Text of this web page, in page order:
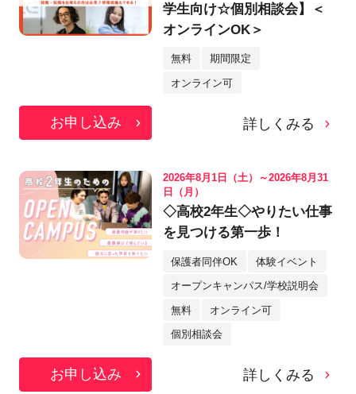
学生向け☆個別相談会】＜
オンラインOK＞
無料 期間限定
オンライン可
お申し込み 詳しくみる
2026年8月1日（土）～2026年8月31
日（月）
◇高校2年生◇やりたい仕事
を見つける第一歩！
保護者同伴OK 体験イベント
オープンキャンパス/学校説明会
無料 オンライン可
個別相談会
お申し込み 詳しくみる